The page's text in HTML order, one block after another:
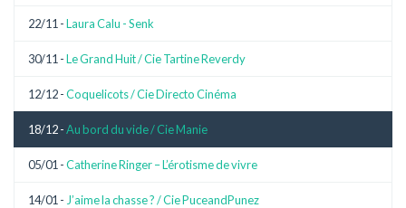
22/11 -Laura Calu - Senk
30/11 -Le Grand Huit / Cie Tartine Reverdy
12/12 -Coquelicots / Cie Directo Cinéma
18/12 -Au bord du vide / Cie Manie
05/01 -Catherine Ringer – L’érotisme de vivre
14/01 - J’aime la chasse ? / Cie PuceandPunez